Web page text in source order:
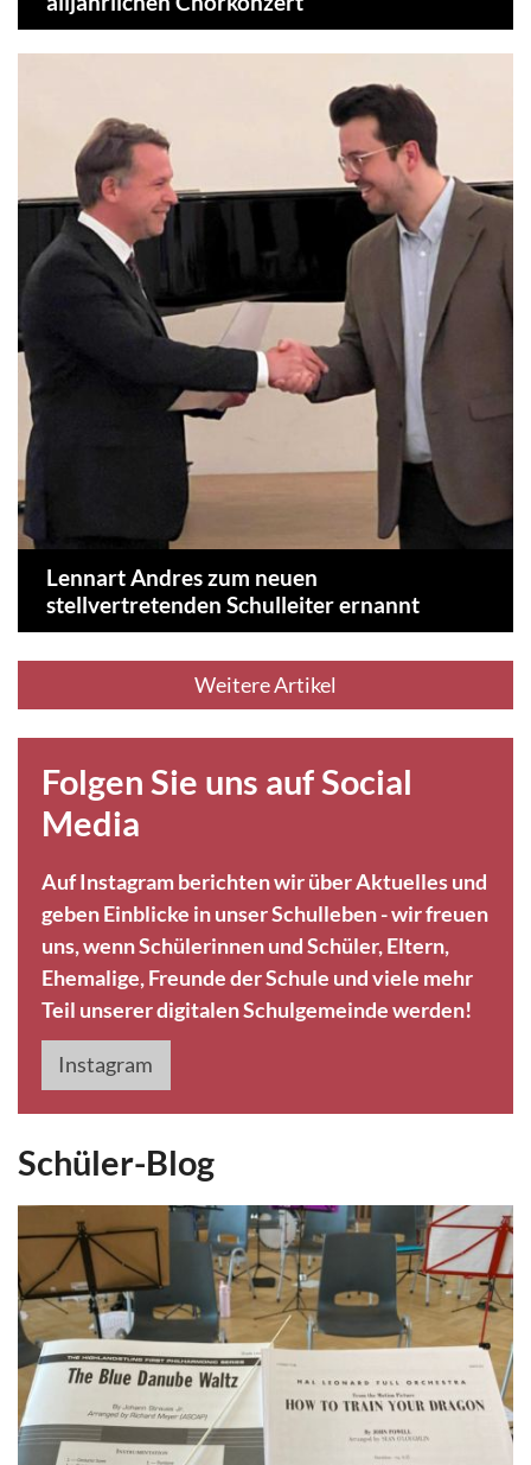
Lennart Andres zum neuen
stellvertretenden Schulleiter ernannt
Weitere Artikel
Folgen Sie uns auf Social
Media
Auf Instagram berichten wir über Aktuelles und
geben Einblicke in unser Schulleben - wir freuen
uns, wenn Schülerinnen und Schüler, Eltern,
Ehemalige, Freunde der Schule und viele mehr
Teil unserer digitalen Schulgemeinde werden!
Instagram
Schüler-Blog